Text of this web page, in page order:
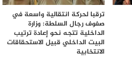
ترقبا لحركة انتقالية واسعة في
صفوف رجال السلطة: وزارة
الداخلية تتجه نحو إعادة ترتيب
البيت الداخلي قبيل الاستحقاقات
الانتخابية